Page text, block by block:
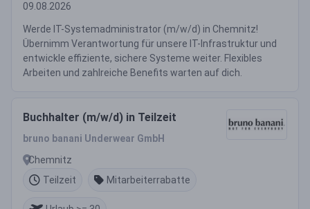
09.08.2026
Werde IT-Systemadministrator (m/w/d) in Chemnitz!
Übernimm Verantwortung für unsere IT-Infrastruktur und
entwickle effiziente, sichere Systeme weiter. Flexibles
Arbeiten und zahlreiche Benefits warten auf dich.
Buchhalter (m/w/d) in Teilzeit
bruno banani Underwear GmbH
Chemnitz
Teilzeit
Mitarbeiterrabatte